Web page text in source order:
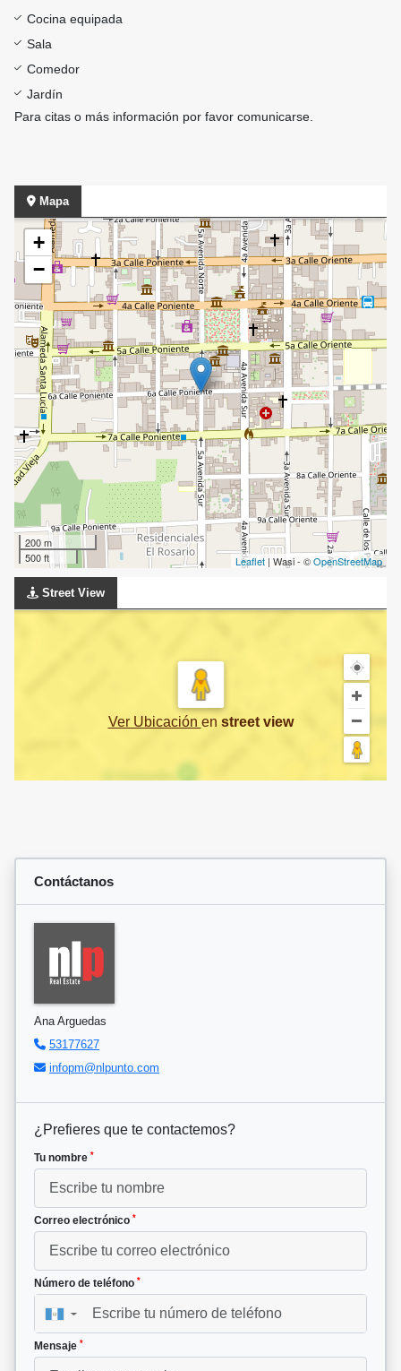
Cocina equipada
Sala
Comedor
Jardín
Para citas o más información por favor comunicarse.
Mapa
+
−
200 m
500 ft
Leaflet | Wasi - ©OpenStreetMap
Street View
Ver Ubicación en street view
Contáctanos
Ana Arguedas
53177627
infopm@nlpunto.com
¿Prefieres que te contactemos?
Tu nombre *
Correo electrónico *
Número de teléfono *
▼
Mensaje *